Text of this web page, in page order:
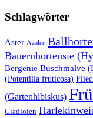
Schlagwörter
Aster Azalee
Bauernhortensie
Bergenie Buschmalve
(Potentilla fruticosa)
(Gartenhibiskus)
Gladiolen